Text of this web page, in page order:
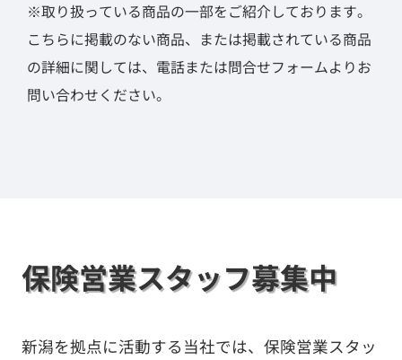
※取り扱っている商品の一部をご紹介しております。
こちらに掲載のない商品、または掲載されている商品
の詳細に関しては、電話または問合せフォームよりお
問い合わせください。
保険営業スタッフ募集中
新潟を拠点に活動する当社では、保険営業スタッ